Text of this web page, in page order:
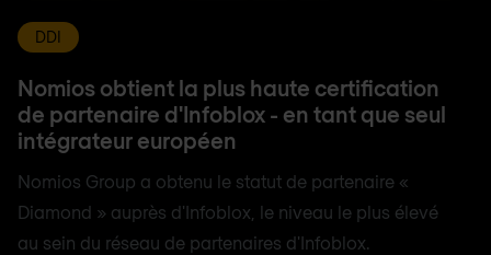
DDI
Nomios obtient la plus haute certification
de partenaire d'Infoblox - en tant que seul
intégrateur européen
Nomios Group a obtenu le statut de partenaire «
Diamond » auprès d'Infoblox, le niveau le plus élevé
au sein du réseau de partenaires d'Infoblox.